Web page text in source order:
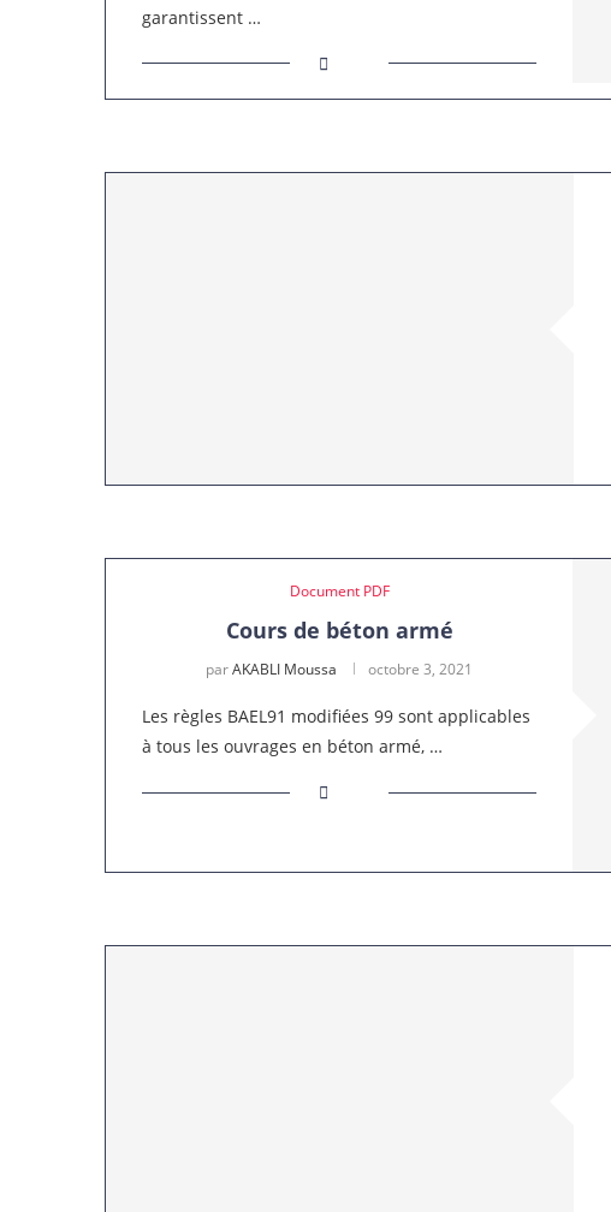
garantissent …
Document PDF
Cours de béton armé
parAKABLI Moussa octobre 3, 2021
Les règles BAEL91 modifiées 99 sont applicables
à tous les ouvrages en béton armé, …